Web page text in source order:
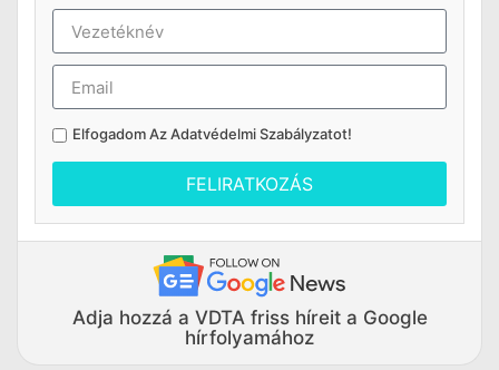
Elfogadom AzAdatvédelmi Szabályzatot!
FELIRATKOZÁS
Adja hozzá a VDTA friss híreit a Google
hírfolyamához